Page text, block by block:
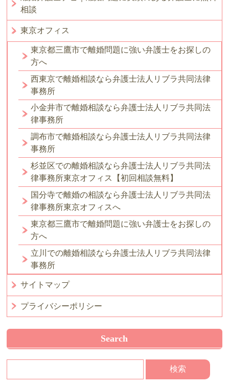
相談
東京オフィス
東京都三鷹市で離婚問題に強い弁護士をお探しの
方へ
西東京で離婚相談なら弁護士法人リブラ共同法律
事務所
小金井市で離婚相談なら弁護士法人リブラ共同法
律事務所
調布市で離婚相談なら弁護士法人リブラ共同法律
事務所
杉並区での離婚相談なら弁護士法人リブラ共同法
律事務所東京オフィス【初回相談無料】
国分寺で離婚の相談なら弁護士法人リブラ共同法
律事務所東京オフィスへ
東京都三鷹市で離婚問題に強い弁護士をお探しの
方へ
立川での離婚相談なら弁護士法人リブラ共同法律
事務所
サイトマップ
プライバシーポリシー
Search